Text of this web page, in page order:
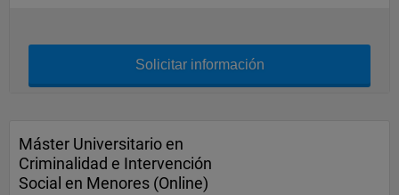
Solicitar información
Máster Universitario en
Criminalidad e Intervención
Social en Menores (Online)